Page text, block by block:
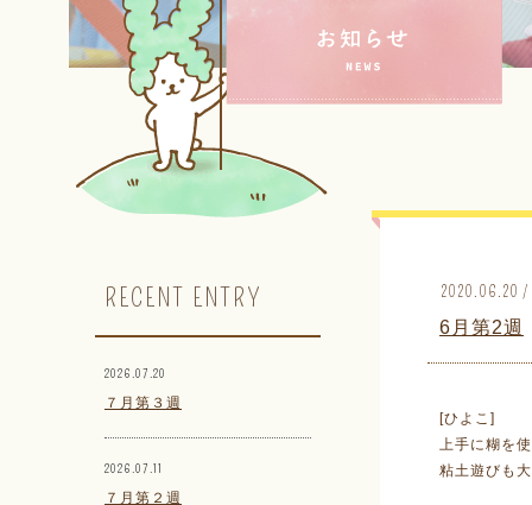
RECENT ENTRY
2026.07.20
７月第３週
2026.07.11
７月第２週
2020.06.20 /
6月第2週
[ひよこ]
上手に糊を
粘土遊びも